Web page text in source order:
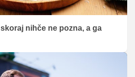
nihče ne pozna, a ga